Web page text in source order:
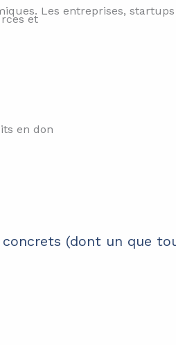
et
en don
Les entreprises,
(dont un que